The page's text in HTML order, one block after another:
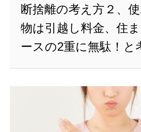
断捨離の考え方２、
物は引越し料金、住
ースの2重に無駄！と